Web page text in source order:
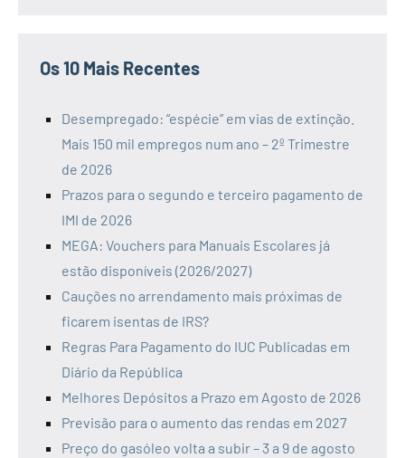
Os 10 Mais Recentes
Desempregado: “espécie” em vias de extinção.
Mais 150 mil empregos num ano – 2º Trimestre
de 2026
Prazos para o segundo e terceiro pagamento de
IMI de 2026
MEGA: Vouchers para Manuais Escolares já
estão disponíveis (2026/2027)
Cauções no arrendamento mais próximas de
ficarem isentas de IRS?
Regras Para Pagamento do IUC Publicadas em
Diário da República
Melhores Depósitos a Prazo em Agosto de 2026
Previsão para o aumento das rendas em 2027
Preço do gasóleo volta a subir – 3 a 9 de agosto